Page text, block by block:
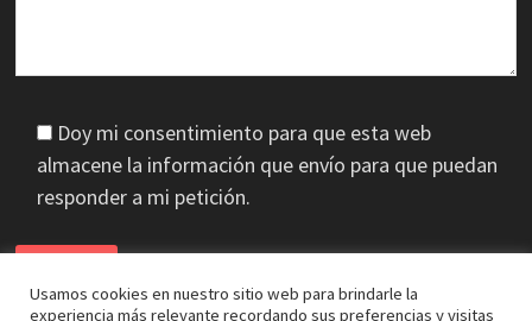
Doy mi consentimiento para que esta web
almacene la información que envío para que puedan
responder a mi petición.
Usamos cookies en nuestro sitio web para brindarle la
experiencia más relevante recordando sus preferencias y visitas